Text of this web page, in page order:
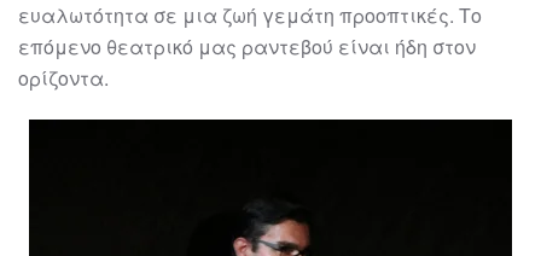
ευαλωτότητα σε μια ζωή γεμάτη προοπτικές. Το
επόμενο θεατρικό μας ραντεβού είναι ήδη στον
ορίζοντα.